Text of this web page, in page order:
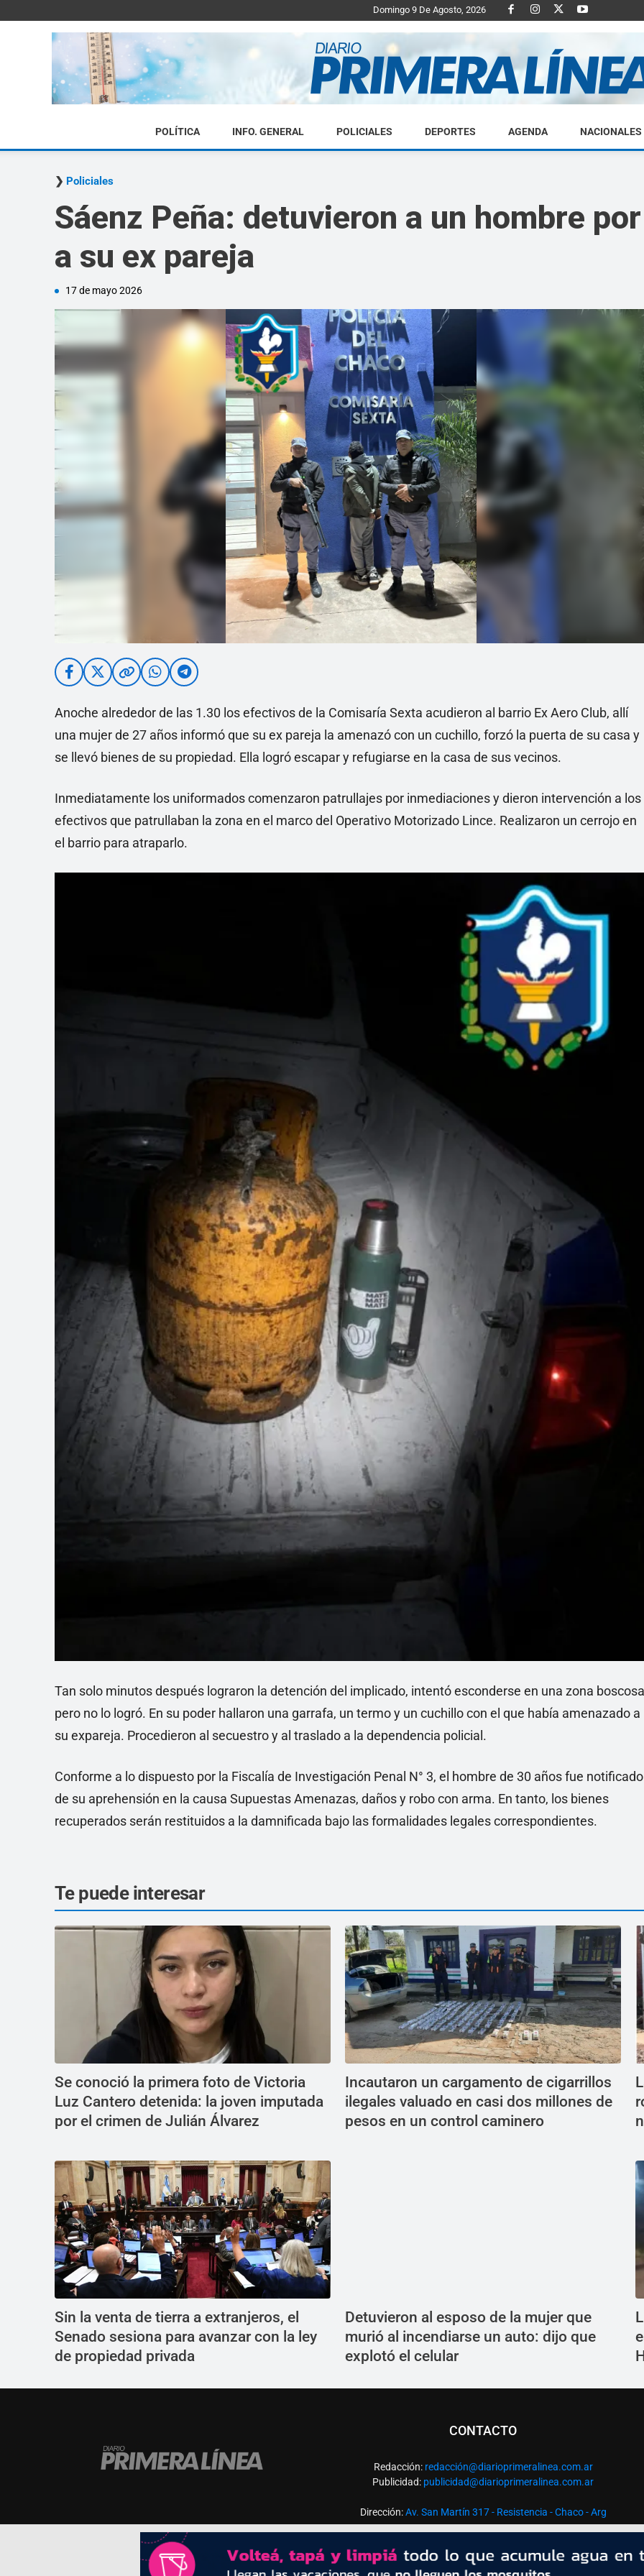
Domingo 9 De Agosto, 2026
Diario
POLÍTICA INFO. GENERAL POLICIALES DEPORTES AGENDA NACIONALES
Policiales
Sáenz Peña: detuvieron a un hombre
a su ex pareja
17 de mayo 2026
Anoche alrededor de las 1.30 los efectivos de la Comisaría Sexta acudieron al barrio Ex Aero Club, allí
una mujer de 27 años informó que su ex pareja la amenazó con un cuchillo, forzó la puerta de su casa y
se llevó bienes de su propiedad. Ella logró escapar y refugiarse en la casa de sus vecinos.
Inmediatamente los uniformados comenzaron patrullajes por inmediaciones y dieron intervención a los
efectivos que patrullaban la zona en el marco del Operativo Motorizado Lince. Realizaron un cerrojo en
el barrio para atraparlo.
Tan solo minutos después lograron la detención del implicado, intentó esconderse en una zona
pero no lo logró. En su poder hallaron una garrafa, un termo y un cuchillo con el que había amenazado a
su expareja. Procedieron al secuestro y al traslado a la dependencia policial.
Conforme a lo dispuesto por la Fiscalía de Investigación Penal N° 3, el hombre de 30 años fue notificado
de su aprehensión en la causa Supuestas Amenazas, daños y robo con arma. En tanto, los bienes
recuperados serán restituidos a la damnificada bajo las formalidades legales correspondientes.
Te puede interesar
Se conoció la primera foto de Victoria
Luz Cantero detenida: la joven imputada
por el crimen de Julián Álvarez
Incautaron un cargamento de cigarrillos
ilegales valuado en casi dos millones de
pesos en un control caminero
Sin la venta de tierra a extranjeros, el
Senado sesiona para avanzar con la ley
de propiedad privada
Detuvieron al esposo de la mujer que
murió al incendiarse un auto: dijo que
explotó el celular
CONTACTO
Redacción: redacción@diarioprimeralinea.com.ar
Publicidad: publicidad@diarioprimeralinea.com.ar
Dirección:Av. San Martín 317 - Resistencia - Chaco - Arg